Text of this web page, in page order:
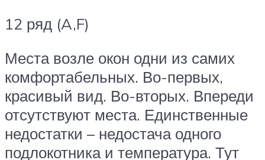
12 ряд (A,F)
Места возле окон одни из самих
комфортабельных. Во-первых,
красивый вид. Во-вторых. Впереди
отсутствуют места. Единственные
недостатки – недостача одного
подлокотника и температура. Тут